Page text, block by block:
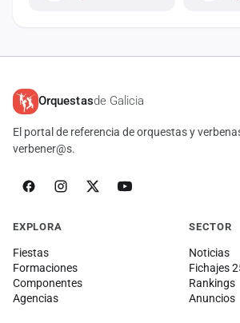
Orquestasde Galicia
El portal de referencia de orquestas y
verbener@s.
EXPLORA
Fiestas
Formaciones
Componentes
Agencias
SECTOR
Noticias
Fichajes
Rankings
Anuncios